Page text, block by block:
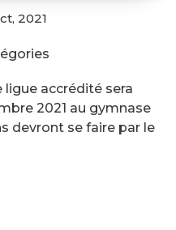
2021
accrédité sera
2021 au gymnase
devront se faire par le